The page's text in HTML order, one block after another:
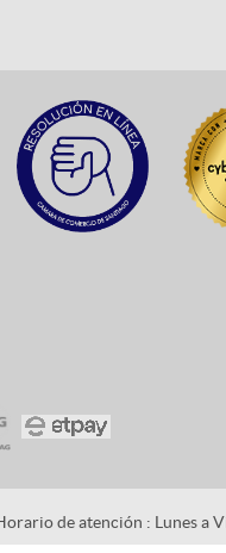
de atención : Lunes a